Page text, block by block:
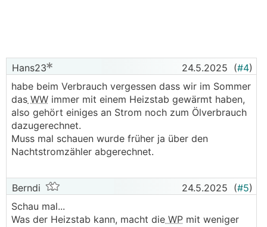
Hans23 24.5.2025 (#4)
habe beim Verbrauch vergessen dass wir im Sommer
das WW immer mit einem Heizstab gewärmt haben,
also gehört einiges an Strom noch zum Ölverbrauch
dazugerechnet.
Muss mal schauen wurde früher ja über den
Nachtstromzähler abgerechnet.
Berndi 24.5.2025 (#5)
Schau mal...
Was der Heizstab kann, macht die WP mit weniger